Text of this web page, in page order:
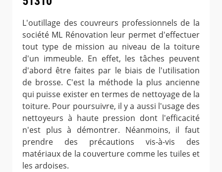
L'outillage des couvreurs professionnels de la
société ML Rénovation leur permet d'effectuer
tout type de mission au niveau de la toiture
d'un immeuble. En effet, les tâches peuvent
d'abord être faites par le biais de l'utilisation
de brosse. C'est la méthode la plus ancienne
qui puisse exister en termes de nettoyage de la
toiture. Pour poursuivre, il y a aussi l'usage des
nettoyeurs à haute pression dont l'efficacité
n'est plus à démontrer. Néanmoins, il faut
prendre des précautions vis-à-vis des
matériaux de la couverture comme les tuiles et
les ardoises.